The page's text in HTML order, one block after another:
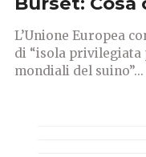
L’Unione Europea
di “isola
mondiali del suino”...